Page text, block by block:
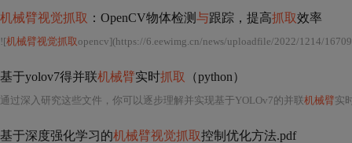
机械臂视觉抓取 ：OpenCV物体检测与跟踪，提高抓取效率
![机械臂视觉抓取 opencv](https://6.eewimg.cn/news/uploadfile/2022/1214/
基于yolov7得并联机械臂实时抓取 （python）
通过深入研究这些文件，你可以逐步理解并实现基于YOLOv7的并联机械臂实
基于深度强化学习的机械臂视觉抓取控制优化方法.pdf